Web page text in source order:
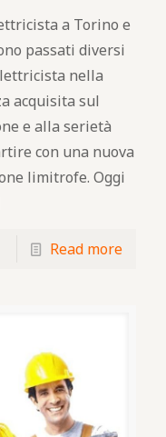
a Torino e
passati diversi
nella
acquisita sul
e alla serietà
con una nuova
limitrofe. Oggi
Read more